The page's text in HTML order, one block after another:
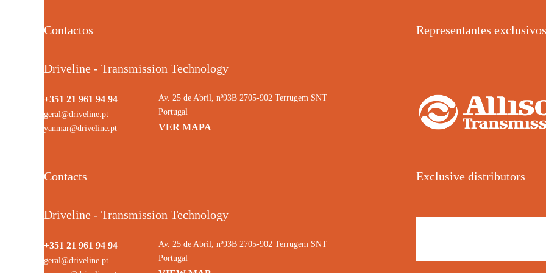
Contactos
Driveline - Transmission Technology
+351 21 961 94 94
geral@driveline.pt
yanmar@driveline.pt
Av. 25 de Abril, nº93B 2705-902 Terrugem SNT
Portugal
VER MAPA
Representantes exclusivos
Contacts
Driveline - Transmission Technology
+351 21 961 94 94
geral@driveline.pt
Av. 25 de Abril, nº93B 2705-902 Terrugem SNT
Portugal
Exclusive distributors